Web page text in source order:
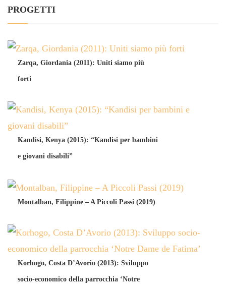
PROGETTI
Zarqa, Giordania (2011): Uniti siamo più
forti
Kandisi, Kenya (2015): “Kandisi per bambini
e giovani disabili”
Montalban, Filippine – A Piccoli Passi (2019)
Korhogo, Costa D’Avorio (2013): Sviluppo
socio-economico della parrocchia ‘Notre